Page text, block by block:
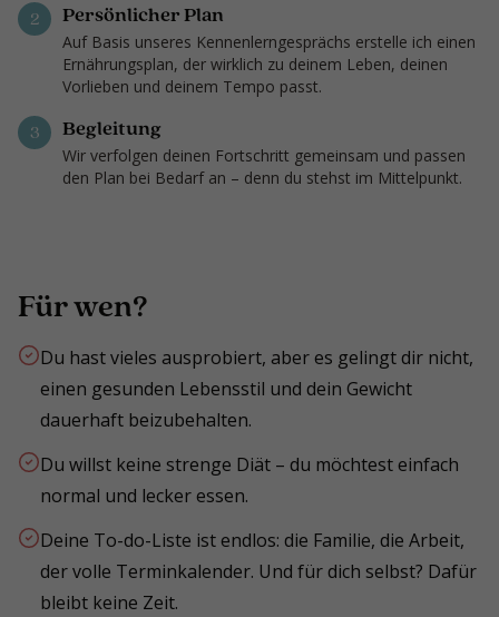
2 Persönlicher Plan
Auf Basis unseres Kennenlerngesprächs erstelle ich einen
Ernährungsplan, der wirklich zu deinem Leben, deinen
Vorlieben und deinem Tempo passt.
3 Begleitung
Wir verfolgen deinen Fortschritt gemeinsam und passen
den Plan bei Bedarf an – denn du stehst im Mittelpunkt.
Für wen?
Du hast vieles ausprobiert, aber es gelingt dir nicht,
einen gesunden Lebensstil und dein Gewicht
dauerhaft beizubehalten.
Du willst keine strenge Diät – du möchtest einfach
normal und lecker essen.
Deine To-do-Liste ist endlos: die Familie, die Arbeit,
der volle Terminkalender. Und für dich selbst? Dafür
bleibt keine Zeit.